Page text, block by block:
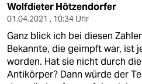
Wolfdieter Hötzendorfer
01.04.2021 , 10:34 Uhr
Ganz blick ich bei diesen
Bekannte, die geimpft war, ist
worden. Hat sie nicht durch
Antikörper? Dann würde der